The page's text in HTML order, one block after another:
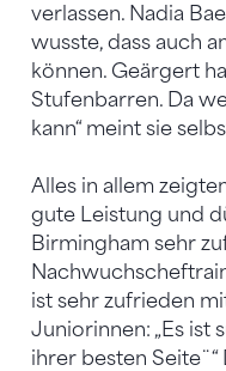
verlassen. Nadia
wusste, dass auch
können. Geärgert
Stufenbarren. Da
kann“ meint sie
Alles in allem
gute Leistung und
Birmingham sehr
ist sehr zufrieden
Juniorinnen: „Es ist
ihrer besten